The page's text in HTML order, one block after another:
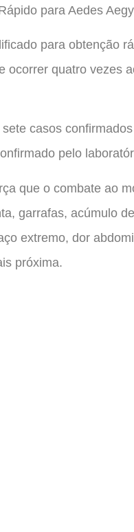
para Aedes
para obtenção
ocorrer quatro vezes
casos
pelo
que o combate ao
garrafas, acúmulo
extremo, dor
próxima.